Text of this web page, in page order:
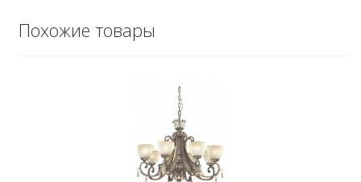
Похожие товары